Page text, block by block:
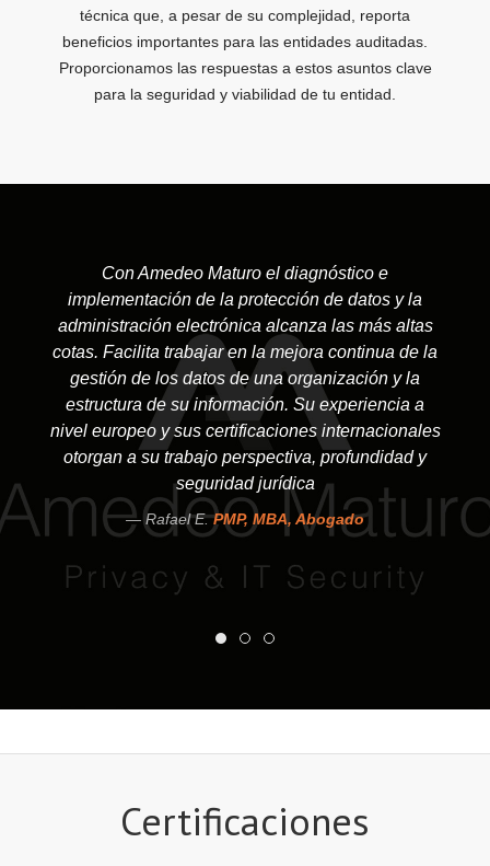
técnica que, a pesar de su complejidad, reporta
beneficios importantes para las entidades auditadas.
Proporcionamos las respuestas a estos asuntos clave
para la seguridad y viabilidad de tu entidad.
Con Amedeo Maturo el diagnóstico e
implementación de la protección de datos y la
administración electrónica alcanza las más altas
cotas. Facilita trabajar en la mejora continua de la
gestión de los datos de una organización y la
estructura de su información. Su experiencia a
nivel europeo y sus certificaciones internacionales
otorgan a su trabajo perspectiva, profundidad y
seguridad jurídica
Rafael E.PMP, MBA, Abogado
Certificaciones